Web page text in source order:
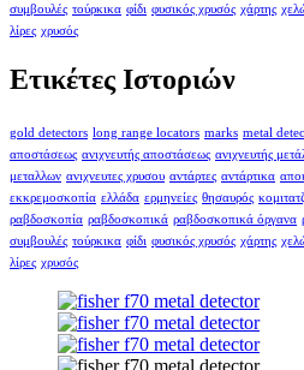
συμβουλές τούρκικα φίδι φυσικός χρυσός χάρτης
λίρες χρυσός
Ετικέτες Ιστοριών
gold detectors long range locators marks metal
αποστάσεως ανιχνευτής αποστάσεως ανιχνευτής
μεταλλων ανιχνευτες χρυσου αντάρτες αντάρτικα
εκκρεμοσκοπία ελλάδα ερμηνείες θησαυρός
ραβδοσκοπία ραβδοσκοπικά ραβδοσκοπικά όργανα
συμβουλές τούρκικα φίδι φυσικός χρυσός χάρτης
λίρες χρυσός